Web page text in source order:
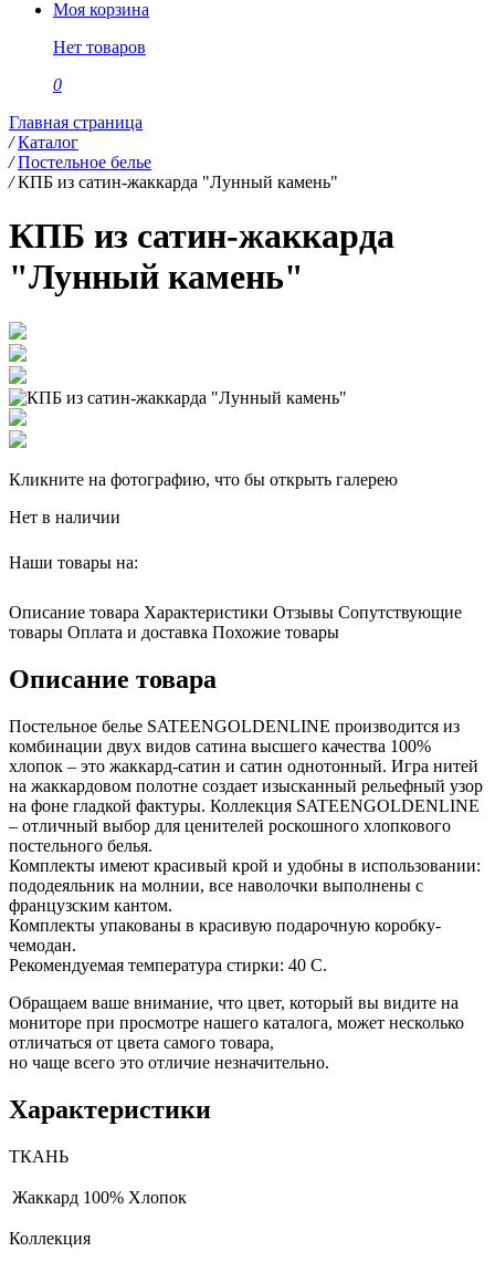
Моя корзина
Нет товаров
0
Главная страница
/ Каталог
/ Постельное белье
/ КПБ из сатин-жаккарда "Лунный камень"
КПБ из сатин-жаккарда
"Лунный камень"
Кликните на фотографию, что бы открыть галерею
Нет в наличии
Наши товары на:
Описание товара Характеристики Отзывы Сопутствующие
товары Оплата и доставка Похожие товары
Описание товара
Постельное белье SATEENGOLDENLINE производится из
комбинации двух видов сатина высшего качества 100%
хлопок – это жаккард-сатин и сатин однотонный. Игра нитей
на жаккардовом полотне создает изысканный рельефный узор
на фоне гладкой фактуры. Коллекция SATEENGOLDENLINE
– отличный выбор для ценителей роскошного хлопкового
постельного белья.
Комплекты имеют красивый крой и удобны в использовании:
пододеяльник на молнии, все наволочки выполнены с
французским кантом.
Комплекты упакованы в красивую подарочную коробку-
чемодан.
Рекомендуемая температура стирки: 40 С.
Обращаем ваше внимание, что цвет, который вы видите на
мониторе при просмотре нашего каталога, может несколько
отличаться от цвета самого товара,
но чаще всего это отличие незначительно.
Характеристики
ТКАНЬ
Жаккард 100% Хлопок
Коллекция